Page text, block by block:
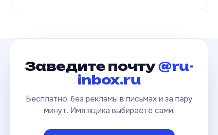
Заведите почту@ru-
inbox.ru
Бесплатно, без рекламы в письмах и за пару
минут. Имя ящика выбираете сами.